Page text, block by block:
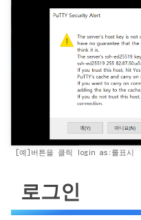
[예]버튼을 클릭 login as:를표시
로그인